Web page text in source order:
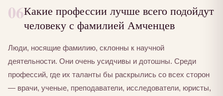
06Какие профессии лучше всего подойдут
человеку с фамилией Амченцев
Люди, носящие фамилию, склонны к научной
деятельности. Они очень усидчивы и дотошны. Среди
профессий, где их таланты бы раскрылись со всех сторон
— врачи, ученые, преподаватели, исследователи, юристы,